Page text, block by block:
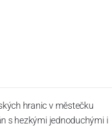
hranic v městečku
s hezkými jednoduchými i